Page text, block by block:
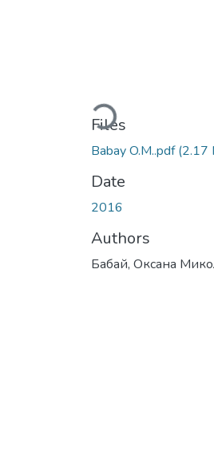
Loading...
Files
Babay O.M..pdf(2.17
Date
2016
Authors
Бабай, Оксана